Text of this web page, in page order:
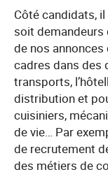
Côté candidats,
soit demandeurs
de nos
cadres dans des
transports,
distribution et
cuisiniers,
de vie… Par
de recrutement
des métiers de